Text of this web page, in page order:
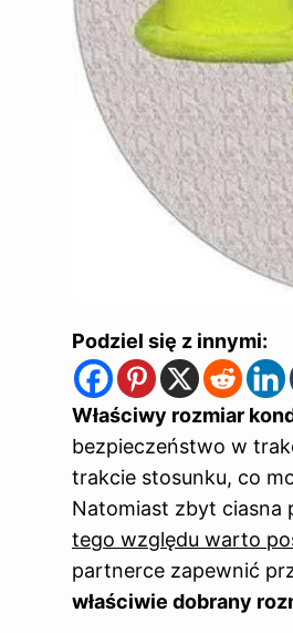
Podziel się z innymi:
Właściwy rozmiar
bezpieczeństwo w
trakcie stosunku, co
Natomiast zbyt ciasna
tego względu warto
partnerce zapewnić
właściwie dobrany